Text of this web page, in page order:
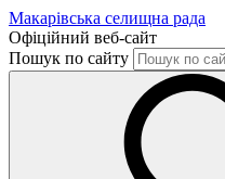
Макарівська селищна рада
Офіційний веб-сайт
Пошук по сайту